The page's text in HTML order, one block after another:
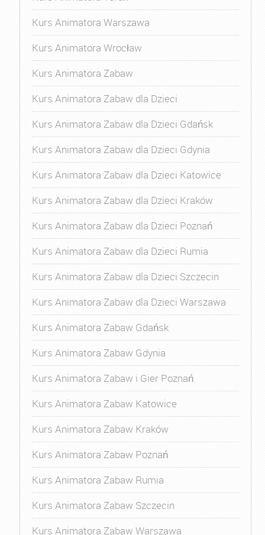
Kurs Animatora Warszawa
Kurs Animatora Wrocław
Kurs Animatora Zabaw
Kurs Animatora Zabaw dla Dzieci
Kurs Animatora Zabaw dla Dzieci Gdańsk
Kurs Animatora Zabaw dla Dzieci Gdynia
Kurs Animatora Zabaw dla Dzieci Katowice
Kurs Animatora Zabaw dla Dzieci Kraków
Kurs Animatora Zabaw dla Dzieci Poznań
Kurs Animatora Zabaw dla Dzieci Rumia
Kurs Animatora Zabaw dla Dzieci Szczecin
Kurs Animatora Zabaw dla Dzieci Warszawa
Kurs Animatora Zabaw Gdańsk
Kurs Animatora Zabaw Gdynia
Kurs Animatora Zabaw i Gier Poznań
Kurs Animatora Zabaw Katowice
Kurs Animatora Zabaw Kraków
Kurs Animatora Zabaw Poznań
Kurs Animatora Zabaw Rumia
Kurs Animatora Zabaw Szczecin
Kurs Animatora Zabaw Warszawa